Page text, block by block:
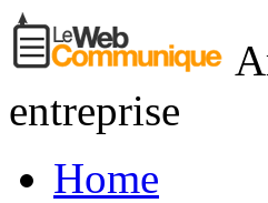
entreprise
Home